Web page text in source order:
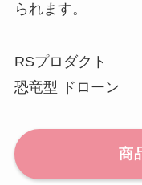
られます。
RSプロダクト
恐竜型 ドローン
商